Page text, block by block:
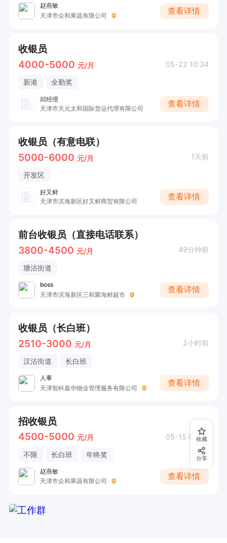
赵燕敏
天津市众和果蔬有限公司
查看详情
收银员
4000-5000 元/月 05-22 10:34
新港 全勤奖
邱经理
天津市天元太和国际货运代理有限公司
查看详情
收银员（有意电联）
5000-6000 元/月 1天前
开发区
好又鲜
天津市滨海新区好又鲜商贸有限公司
查看详情
前台收银员（直接电话联系）
3800-4500 元/月 49分钟前
塘沽街道
boss
天津市滨海新区三和聚海鲜超市
查看详情
收银员（长白班）
2510-3000 元/月 2小时前
汉沽街道 长白班
人事
天津智科嘉华物业管理服务有限公司
查看详情
招收银员
4500-5000 元/月 05-15 00:26
不限 长白班 年终奖
赵燕敏
天津市众和果蔬有限公司
查看详情
收藏
分享